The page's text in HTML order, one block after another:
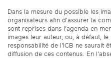
Dans la mesure du possible les
organisateurs afin d'assurer la
sont reprises dans l'agenda en
images leur auteur, ou, à défaut,
responsabilité de l'ICB ne saurait
diffusion de ces contenus. En